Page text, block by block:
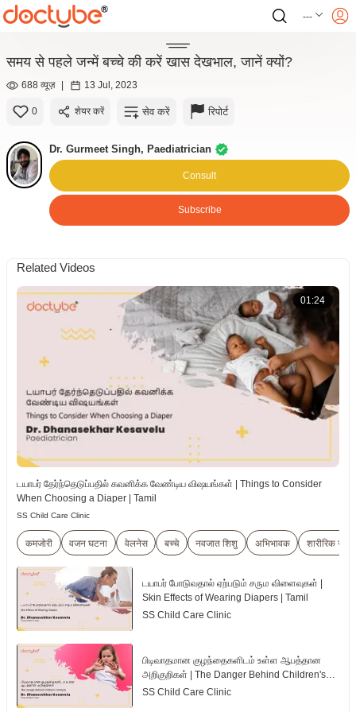
---
समय से पहले जन्में बच्चे की करें खास देखभाल, जानें क्यों?
688 व्यूज़ | 13 Jul, 2023
0 शेयर करें सेव करें रिपोर्ट
Dr. Gurmeet Singh, Paediatrician
Consult
Subscribe
Related Videos
01:24
டயாபர் தேர்ந்தெடுப்பதில் கவனிக்க வேண்டிய விஷயங்கள் | Things to Consider
When Choosing a Diaper | Tamil
SS Child Care Clinic
कमजोरी वजन घटना वेलनेस बच्चे नवजात शिशु अभिभावक शारीरिक जाँच
டயாபர் போடுவதால் ஏற்படும் சரும விளைவுகள் |
Skin Effects of Wearing Diapers | Tamil
SS Child Care Clinic
பிடிவாதமான குழந்தைகளிடம் உள்ள ஆபத்தான
அறிகுறிகள் | The Danger Behind Children's
Tantrum | Tamil
SS Child Care Clinic